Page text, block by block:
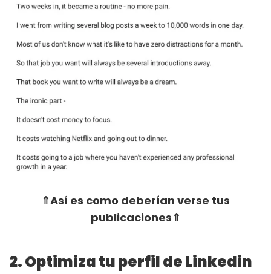
⇑Así es como deberían verse tus
publicaciones⇑
2. Optimiza tu perfil de Linkedin